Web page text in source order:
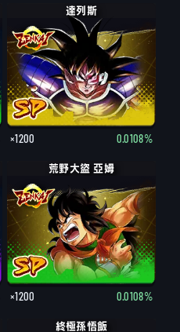
達列斯
×1200 0.0108%
荒野大盜 亞姆
×1200 0.0108%
孫悟飯：青年期
終極孫悟飯